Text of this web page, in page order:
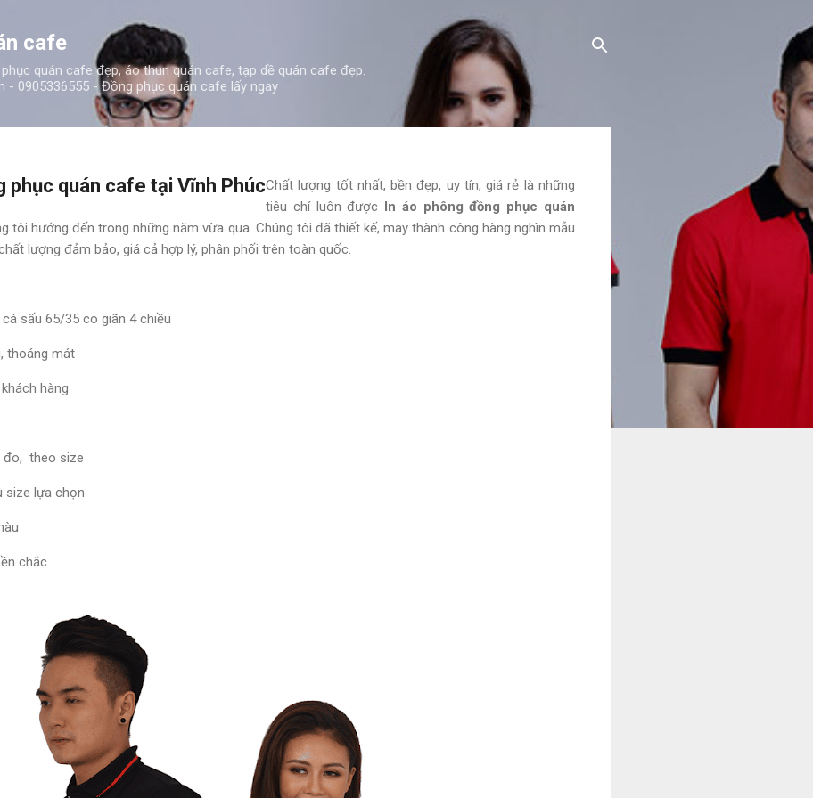
Chuyển đến nội dung chính
cafe
quán cafe đẹp, áo thun quán cafe, tạp dề quán cafe đẹp.
- 0905336555 - Đồng phục quán cafe lấy ngay
phục quán cafe tại Vĩnh PhúcChất lượng tốt nhất, bền đẹp, uy tín, giá rẻ là những
tiêu chí luôn được In áo phông đồng phục quán
tôi hướng đến trong những năm vừa qua. Chúng tôi đã thiết kế, may thành công hàng nghìn mẫu
lượng đảm bảo, giá cả hợp lý, phân phối trên toàn quốc.
sấu 65/35 co giãn 4 chiều
thoáng mát
hàng
đo, theo size
size lựa chọn
chắc